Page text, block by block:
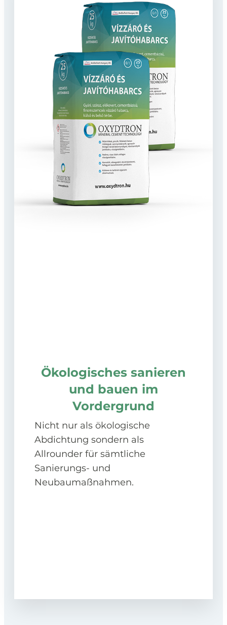
Ökologisches sanieren
und bauen im
Vordergrund
Nicht nur als ökologische
Abdichtung sondern als
Allrounder für sämtliche
Sanierungs- und
Neubaumaßnahmen.